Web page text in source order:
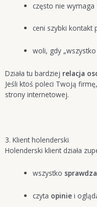
często nie wymaga
ceni szybki kontakt
woli, gdy
Działa tu bardziej relacja
Jeśli ktoś poleci Twoją
strony internetowej.
3. Klient holenderski
Holenderski klient działa
wszystko
czyta opiniei